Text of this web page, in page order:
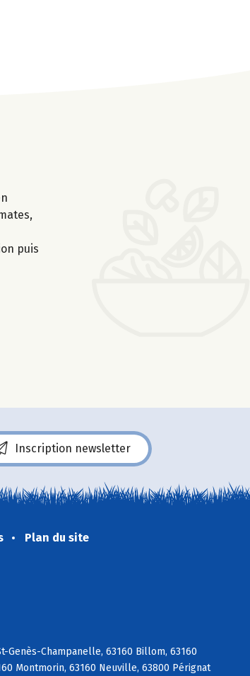
puis
Inscription newsletter
Plan du site
Genès-Champanelle, 63160 Billom, 63160
Montmorin, 63160 Neuville, 63800 Pérignat